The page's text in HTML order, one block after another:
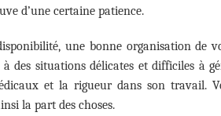
d’une certaine patience.
une bonne organisation de
des situations délicates et difficiles à
et la rigueur dans son travail.
la part des choses.